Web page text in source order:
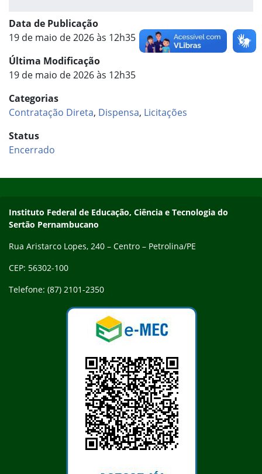
Data de Publicação
19 de maio de 2026 às 12h35
Última Modificação
19 de maio de 2026 às 12h35
Categorias
Contratação Direta, Dispensa, Licitações
Status
Encerrado
Endereço
Instituto Federal de Educação, Ciência e Tecnologia do
Sertão Pernambucano
Rua Aristarco Lopes, 240 – Centro – Petrolina/PE
CEP: 56302-100
Telefone: (87) 2101-2350